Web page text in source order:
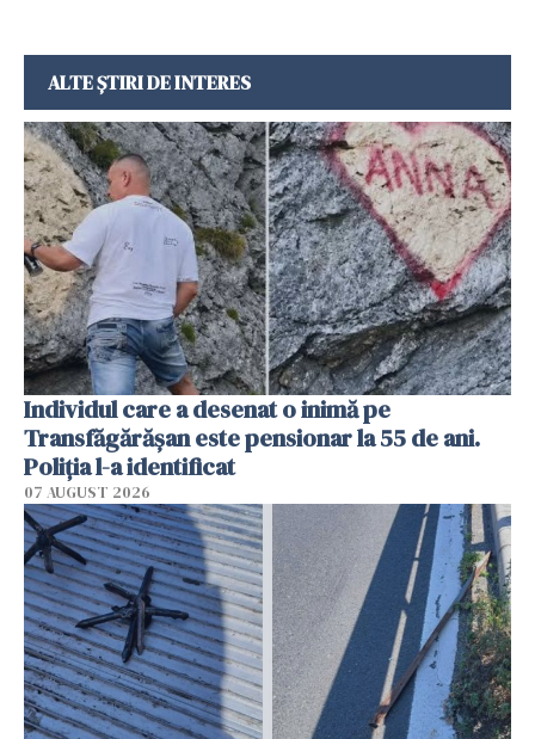
ALTE ȘTIRI DE INTERES
Individul care a desenat o inimă pe
Transfăgărășan este pensionar la 55 de ani.
Poliția l-a identificat
07 AUGUST 2026